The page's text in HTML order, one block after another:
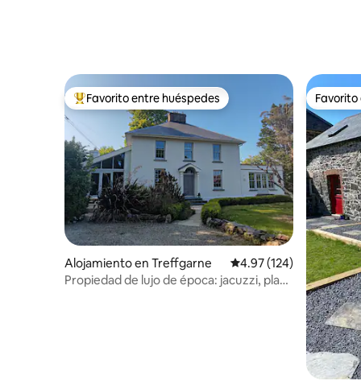
Favorito entre huéspedes preferido
Favorito entre huéspedes
Alojamiento en Treffgarne Calificación promedio:
4.97 (124)
Propiedad de lujo de época: jacuzzi, playa